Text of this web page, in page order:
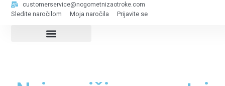
customerservice@nogometnizaotroke.com
Sledite naročilom Moja naročila Prijavite se